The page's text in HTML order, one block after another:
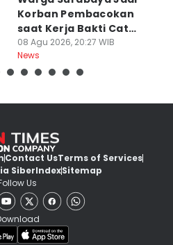
Korban Pembacokan
saat Kerja Bakti Cat
Gapura
08 Agu 2026, 20:27 WIB
News
Contact UsTerms of Services
SiberIndexSitemap
Us